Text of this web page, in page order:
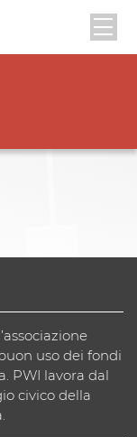
uso dei fondi
PWI lavora dal
civico della